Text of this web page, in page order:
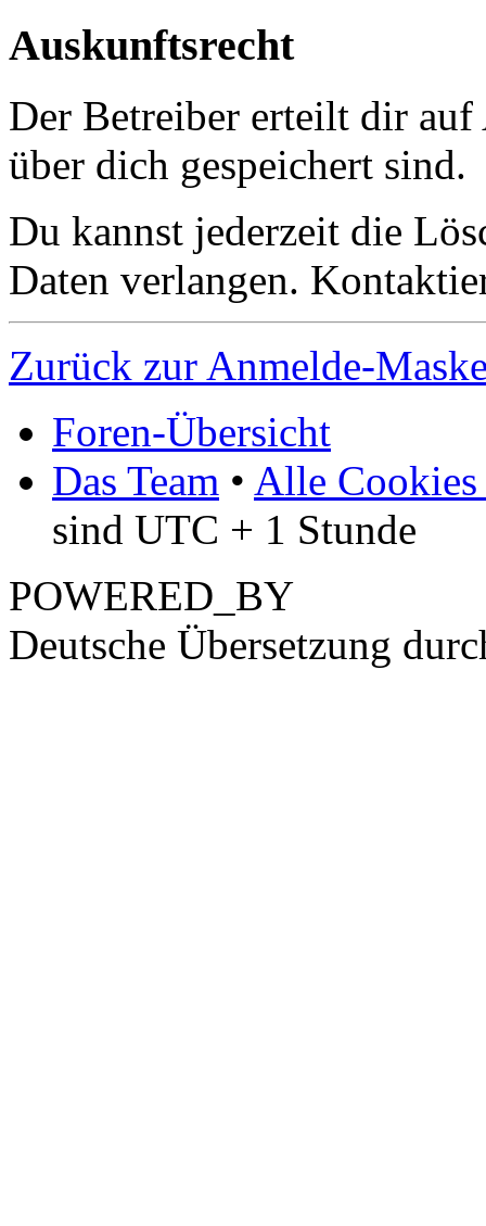
Auskunftsrecht
Der Betreiber erteilt dir
über dich gespeichert sind.
Du kannst jederzeit die
Daten verlangen.
Zurück zur Anmelde-
Foren-Übersicht
Das Team • Alle Cookies
sind UTC + 1 Stunde
POWERED_BY
Deutsche Übersetzung